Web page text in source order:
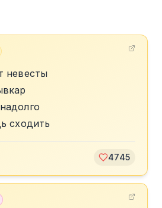
невесты
сходить
4745